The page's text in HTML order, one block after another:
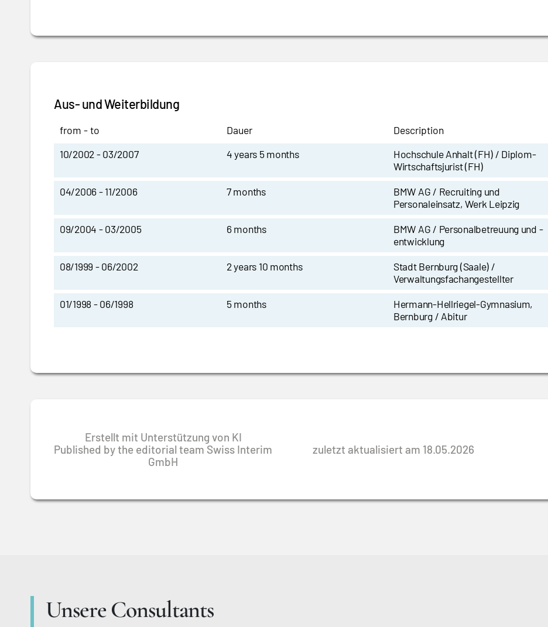
Aus- und Weiterbildung
from - to Dauer Description
10/2002 - 03/2007
4 years 5 months
Hochschule Anhalt (FH) / Diplom-
Wirtschaftsjurist (FH)
04/2006 - 11/2006 7 months
BMW AG / Recruiting und
Personaleinsatz, Werk Leipzig
09/2004 - 03/2005 6 months
BMW AG / Personalbetreuung und -
entwicklung
08/1999 - 06/2002 2 years 10 months
Stadt Bernburg (Saale) /
Verwaltungsfachangestellter
01/1998 - 06/1998 5 months
Hermann-Hellriegel-Gymnasium,
Bernburg / Abitur
Erstellt mit Unterstützung von KI
Published by the editorial team Swiss Interim
GmbH
zuletzt aktualisiert am 18.05.2026
Unsere Consultants